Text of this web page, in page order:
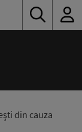
din cauza